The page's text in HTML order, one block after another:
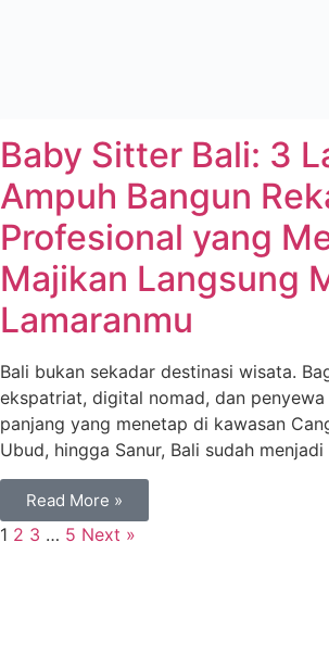
Baby Sitter Bali: 3
Ampuh Bangun
Profesional yang
Majikan Langsung
Lamaranmu
Bali bukan sekadar destinasi wisata.
ekspatriat, digital nomad, dan
panjang yang menetap di kawasan
Ubud, hingga Sanur, Bali sudah
Read More »
1 2 3 … 5 Next »